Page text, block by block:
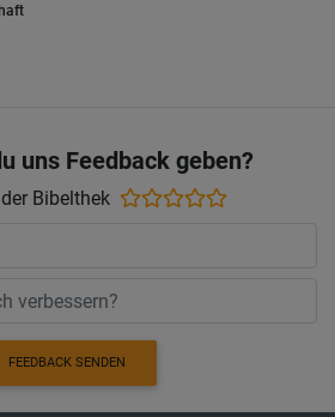
uns Feedback geben?
Bibelthek
FEEDBACK SENDEN